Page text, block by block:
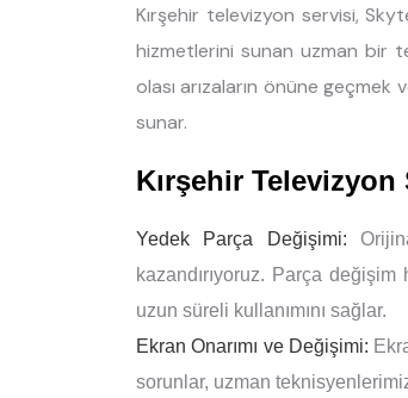
Kırşehir televizyon servisi,
hizmetlerini sunan uzman bir
olası arızaların önüne
sunar.
Kırşehir
Yedek Parça Değişimi:
kazandırıyoruz. Parça
uzun süreli kullanımını sağlar.
Ekran Onarımı ve Değişimi:
sorunlar, uzman